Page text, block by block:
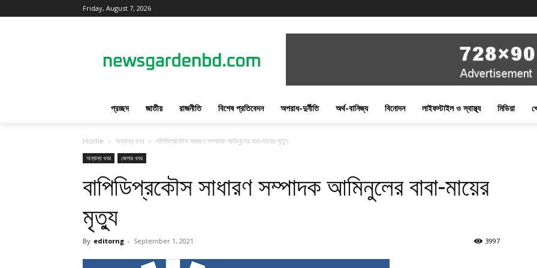
Friday, August 7, 2026
প্রচ্ছদ জাতীয় রাজনীতি বিশেষ প্রতিবেদন অপরাধ-দুর্নীতি অর্থ-বানিজ্য বিনোদন লাইফস্টাইল ও স্বাস্থ্য মিডিয়া
Home অন্যান্য খবর বাপিডিপ্রকৌস সাধারণ সম্পাদক আমিনুলের বাবা-মায়ের মৃত্যু
অন্যান্য খবর জেলার খবর
বাপিডিপ্রকৌস সাধারণ সম্পাদক আমিনুলের বাবা-মায়ের
মৃত্যু
By editorng - September 1, 2021 3997